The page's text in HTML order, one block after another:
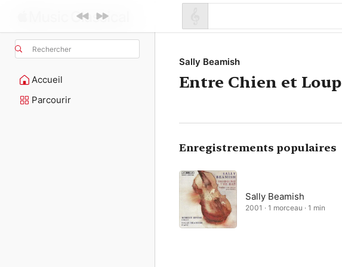
Rechercher
Accueil
Parcourir
Sally Beamish
Entre Chien et Loup
Enregistrements populaires
Sally Beamish
2001 · 1 morceau · 1 min